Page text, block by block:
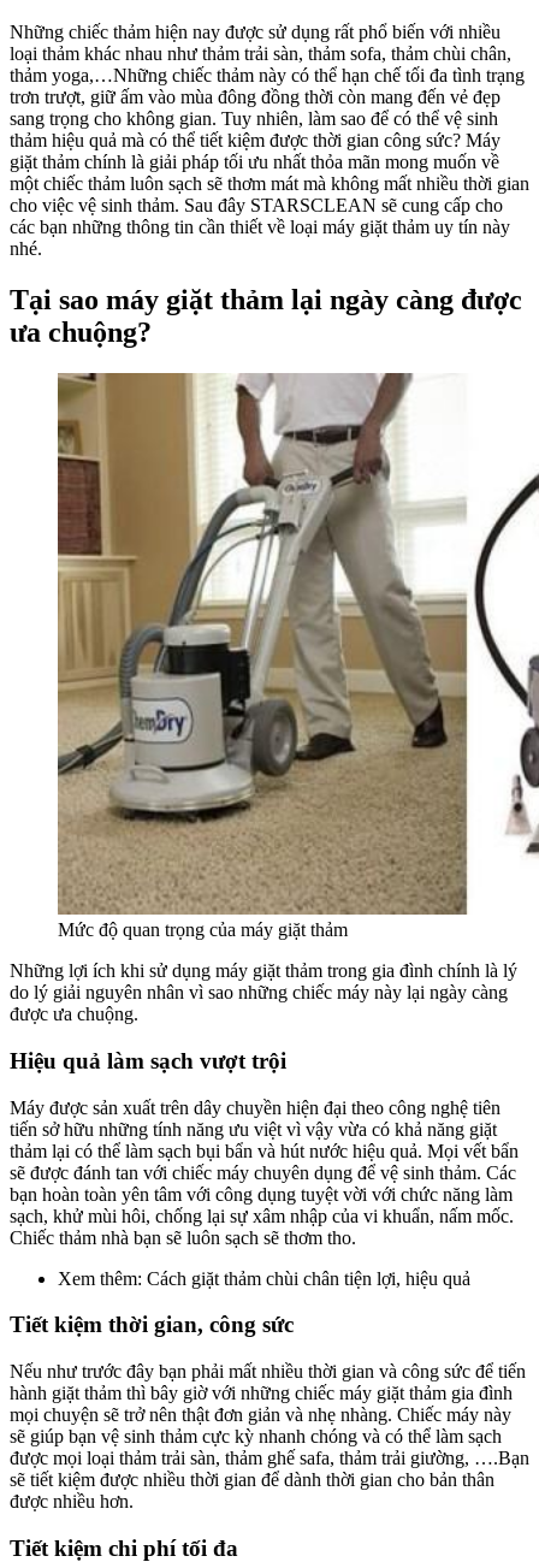
Những chiếc thảm hiện nay được sử dụng rất phổ biến với nhiều
loại thảm khác nhau như thảm trải sàn, thảm sofa, thảm chùi chân,
thảm yoga,…Những chiếc thảm này có thể hạn chế tối đa tình trạng
trơn trượt, giữ ấm vào mùa đông đồng thời còn mang đến vẻ đẹp
sang trọng cho không gian. Tuy nhiên, làm sao để có thể vệ sinh
thảm hiệu quả mà có thể tiết kiệm được thời gian công sức? Máy
giặt thảm chính là giải pháp tối ưu nhất thỏa mãn mong muốn về
một chiếc thảm luôn sạch sẽ thơm mát mà không mất nhiều thời gian
cho việc vệ sinh thảm. Sau đây STARSCLEAN sẽ cung cấp cho
các bạn những thông tin cần thiết về loại máy giặt thảm uy tín này
nhé.
Tại sao máy giặt thảm lại ngày càng được
ưa chuộng?
Mức độ quan trọng của máy giặt thảm
Những lợi ích khi sử dụng máy giặt thảm trong gia đình chính là lý
do lý giải nguyên nhân vì sao những chiếc máy này lại ngày càng
được ưa chuộng.
Hiệu quả làm sạch vượt trội
Máy được sản xuất trên dây chuyền hiện đại theo công nghệ tiên
tiến sở hữu những tính năng ưu việt vì vậy vừa có khả năng giặt
thảm lại có thể làm sạch bụi bẩn và hút nước hiệu quả. Mọi vết bẩn
sẽ được đánh tan với chiếc máy chuyên dụng để vệ sinh thảm. Các
bạn hoàn toàn yên tâm với công dụng tuyệt vời với chức năng làm
sạch, khử mùi hôi, chống lại sự xâm nhập của vi khuẩn, nấm mốc.
Chiếc thảm nhà bạn sẽ luôn sạch sẽ thơm tho.
Xem thêm: Cách giặt thảm chùi chân tiện lợi, hiệu quả
Tiết kiệm thời gian, công sức
Nếu như trước đây bạn phải mất nhiều thời gian và công sức để tiến
hành giặt thảm thì bây giờ với những chiếc máy giặt thảm gia đình
mọi chuyện sẽ trở nên thật đơn giản và nhẹ nhàng. Chiếc máy này
sẽ giúp bạn vệ sinh thảm cực kỳ nhanh chóng và có thể làm sạch
được mọi loại thảm trải sàn, thảm ghế safa, thảm trải giường, ….Bạn
sẽ tiết kiệm được nhiều thời gian để dành thời gian cho bản thân
được nhiều hơn.
Tiết kiệm chi phí tối đa